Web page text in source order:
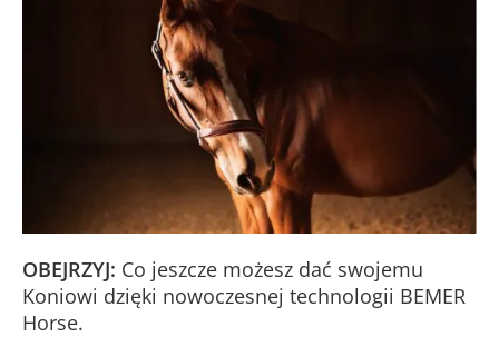
OBEJRZYJ: Co jeszcze możesz dać swojemu
Koniowi dzięki nowoczesnej technologii BEMER
Horse.